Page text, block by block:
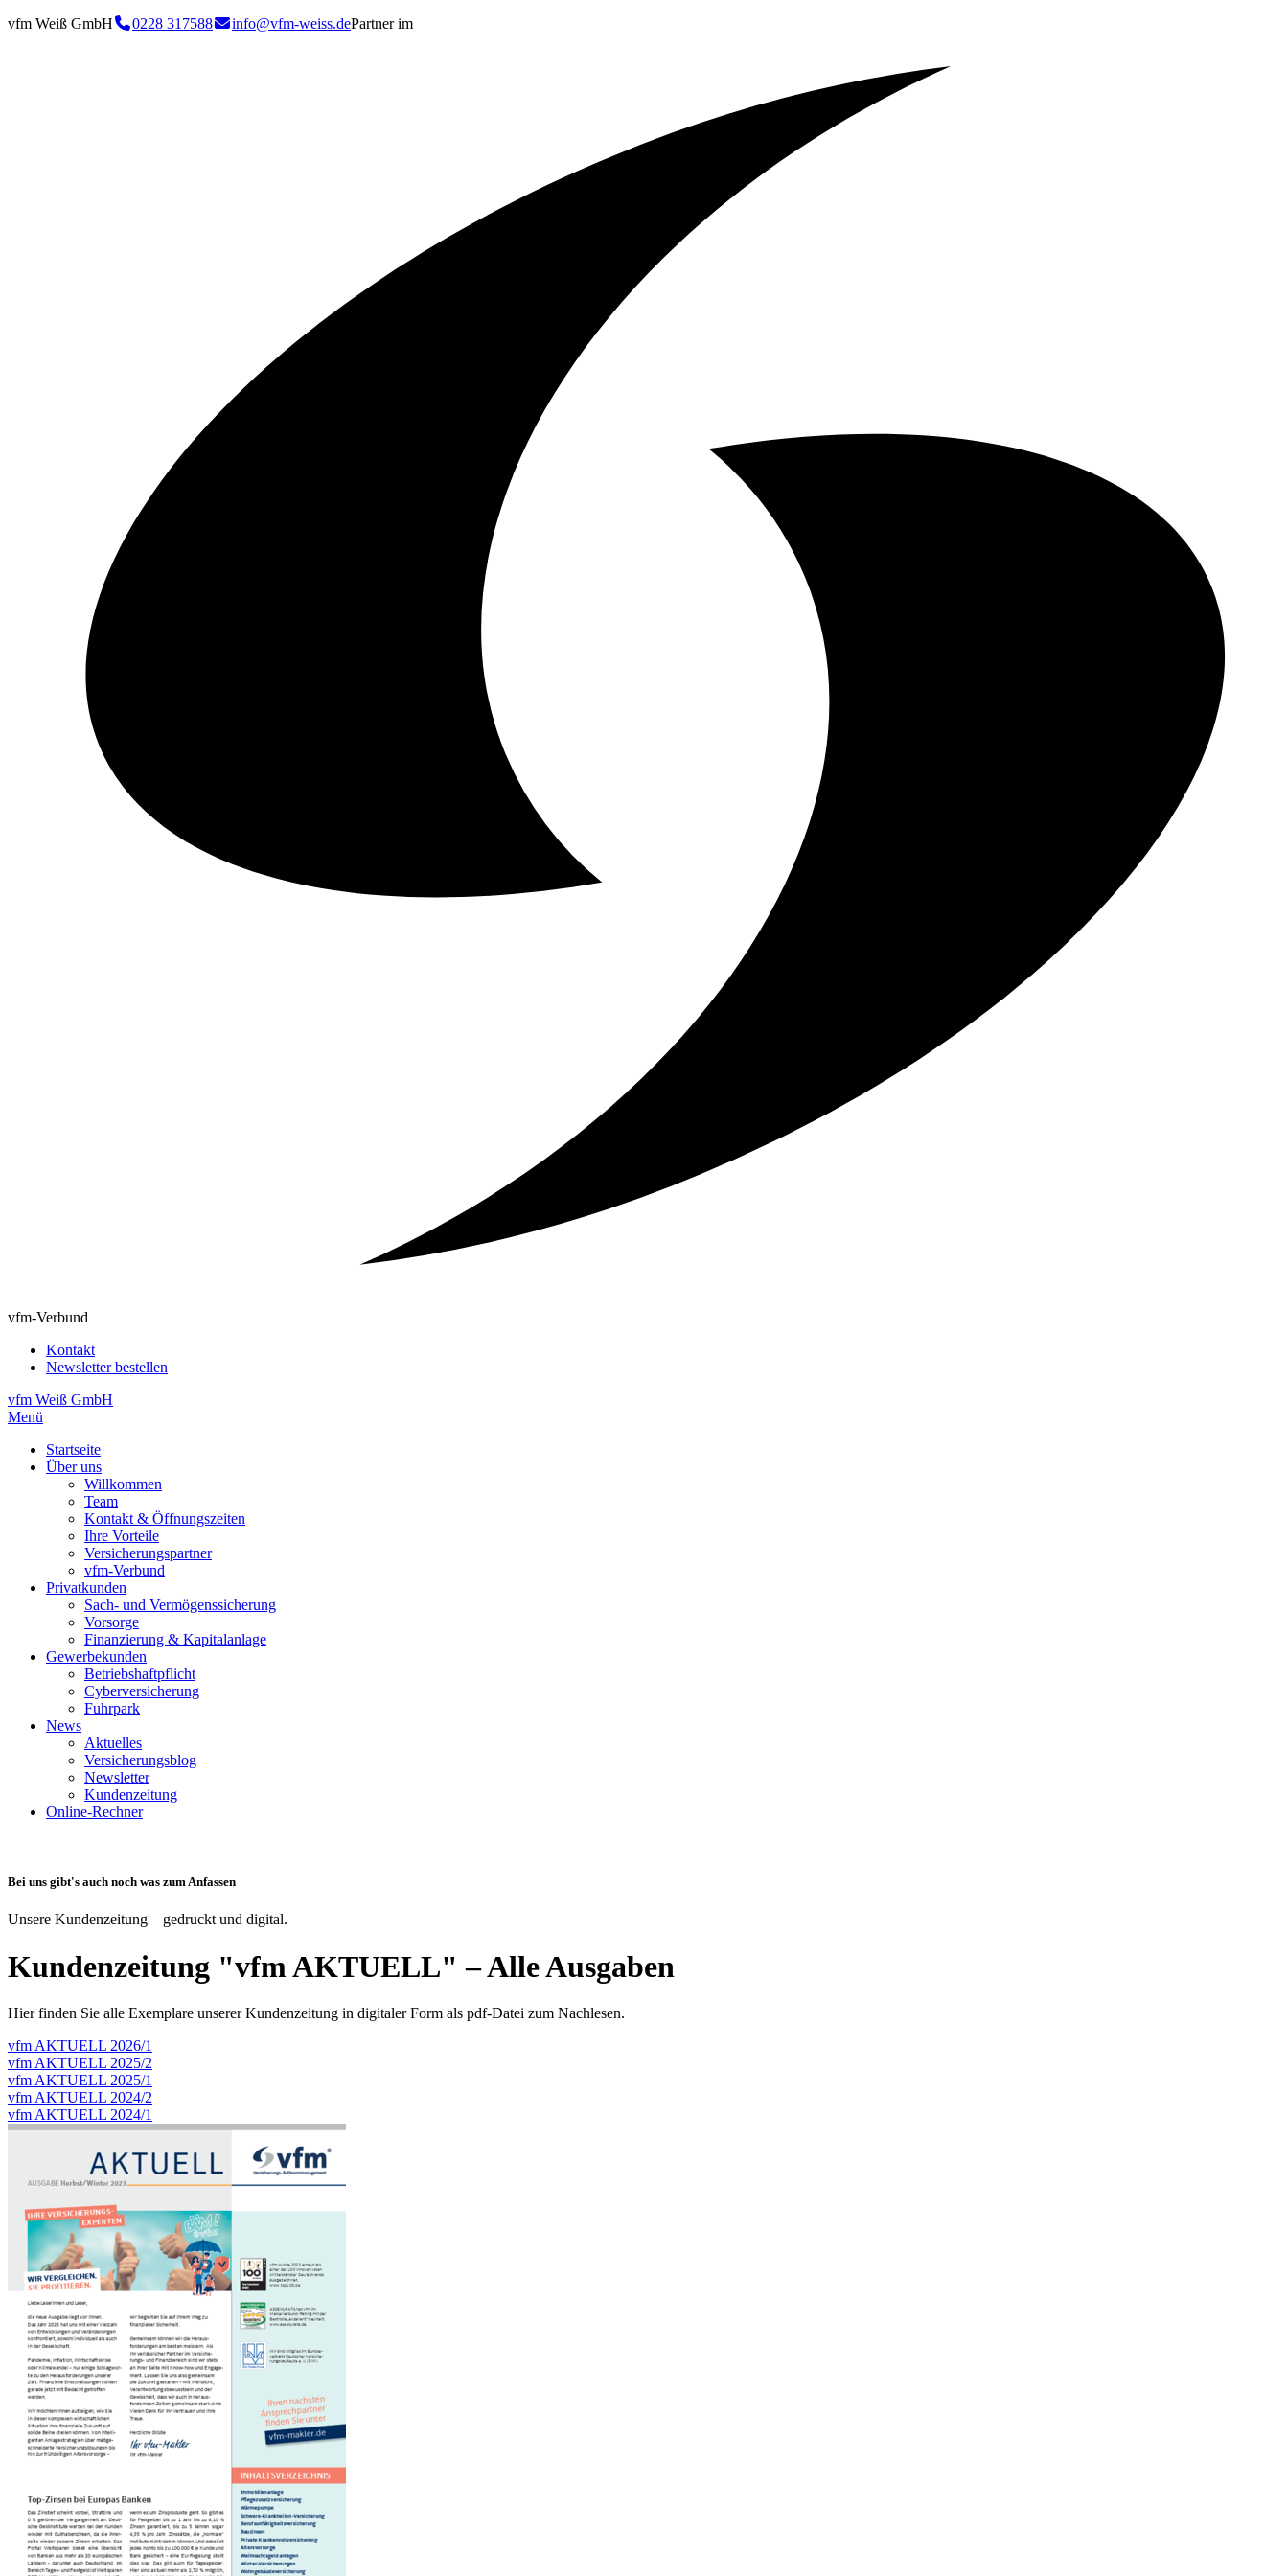
vfm Weiß GmbH 0228 317588 info@vfm-weiss.dePartner im
vfm-Verbund
Kontakt
Newsletter bestellen
vfm Weiß GmbH
Menü
Startseite
Über uns
Willkommen
Team
Kontakt & Öffnungszeiten
Ihre Vorteile
Versicherungspartner
vfm-Verbund
Privatkunden
Sach- und Vermögenssicherung
Vorsorge
Finanzierung & Kapitalanlage
Gewerbekunden
Betriebshaftpflicht
Cyberversicherung
Fuhrpark
News
Aktuelles
Versicherungsblog
Newsletter
Kundenzeitung
Online-Rechner
Bei uns gibt's auch noch was zum Anfassen
Unsere Kundenzeitung – gedruckt und digital.
Kundenzeitung "vfm AKTUELL" – Alle Ausgaben
Hier finden Sie alle Exemplare unserer Kundenzeitung in digitaler Form als pdf-Datei zum Nachlesen.
vfm AKTUELL 2026/1
vfm AKTUELL 2025/2
vfm AKTUELL 2025/1
vfm AKTUELL 2024/2
vfm AKTUELL 2024/1